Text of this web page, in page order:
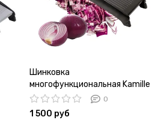
Шинковка
многофункциональная Kamille
KM-10086 (38х17х13 см.)
пластик
0
1 500 руб